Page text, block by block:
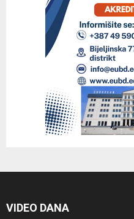
VIDEO DANA